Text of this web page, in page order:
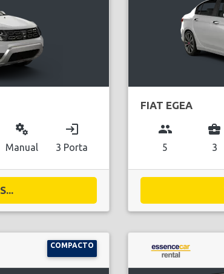
miscellaneous_services
Manual
login
3 Porta
FIAT EGEA
group
5
business_center
3
COMPACTO